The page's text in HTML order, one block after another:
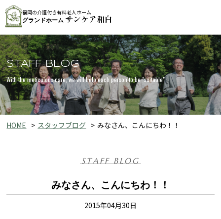
福岡の介護付き有料老人ホーム
グランドホーム サンケア和白
STAFF BLOG
With the meticulous care, we will help each person to be "suitable"
HOME スタッフブログ みなさん、こんにちわ！！
STAFF BLOG
みなさん、こんにちわ！！
2015年04月30日